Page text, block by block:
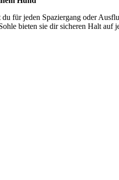
für jeden Spaziergang oder
bieten sie dir sicheren Halt